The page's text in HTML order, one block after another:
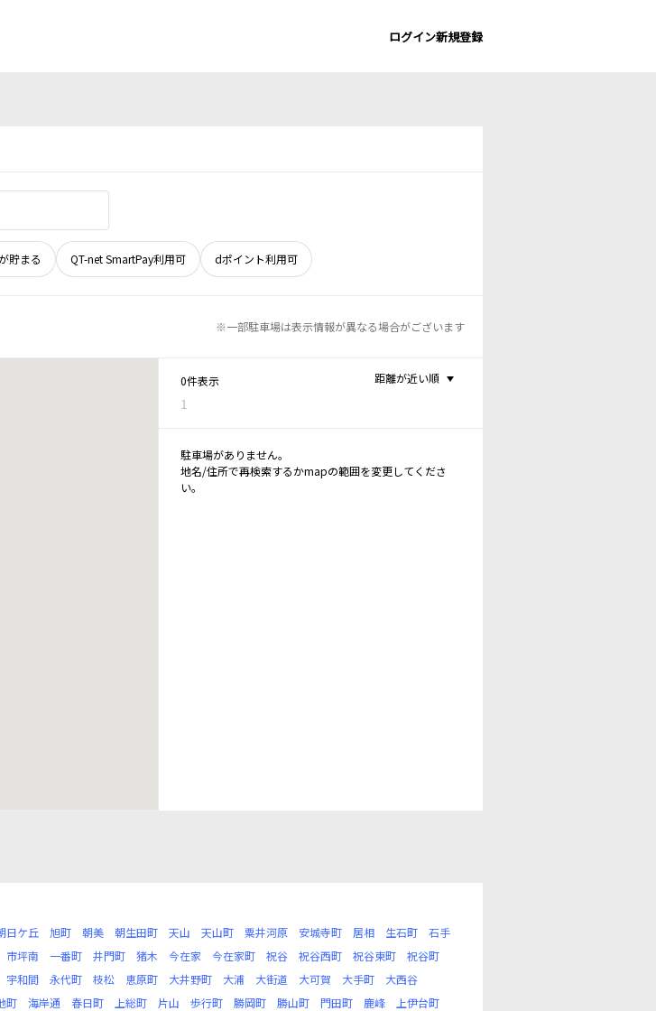
ログイン新規登録
貯まる QT-net SmartPay利用可 dポイント利用可
※一部駐車場は表示情報が異なる場合がございます
0件表示
1
距離が近い順
駐車場がありません。
地名/住所で再検索するかmapの範囲を変更してくださ
い。
日ケ丘 旭町 朝美 朝生田町 天山 天山町 粟井河原 安城寺町 居相 生石町
石手
市坪南 一番町 井門町 猪木 今在家 今在家町 祝谷 祝谷西町 祝谷東町
祝谷町
宇和間 永代町 枝松 恵原町 大井野町 大浦 大街道 大可賀 大手町
大西谷
町 海岸通 春日町 上総町 片山 歩行町 勝岡町 勝山町 門田町 鹿峰
上伊台町